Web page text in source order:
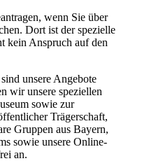
wenn Sie über
Dort ist der spezielle
kein Anspruch auf den
unsere Angebote
wir unsere speziellen
sowie zur
Trägerschaft,
Gruppen aus Bayern,
sowie unsere Online-
an.